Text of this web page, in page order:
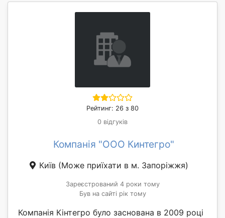
Рейтинг: 26 з 80
0 відгуків
Компанія "ООО Кинтегро"
Київ (Може приїхати в м. Запоріжжя)
Зареєстрований 4 роки тому
Був на сайті рік тому
Компанія Кінтегро було заснована в 2009 році